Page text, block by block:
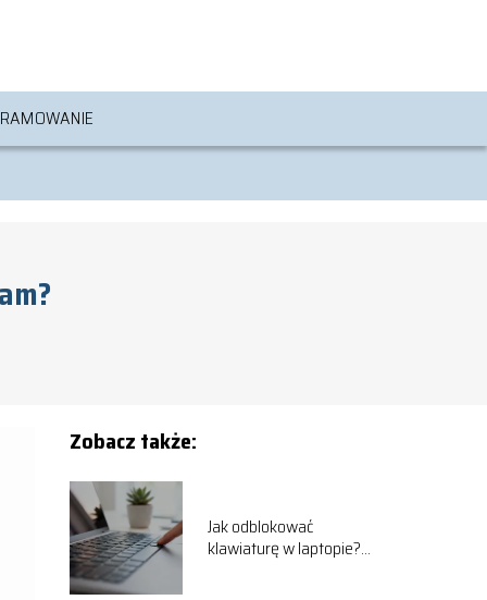
Zobacz także:
Jak odblokować
klawiaturę w laptopie?